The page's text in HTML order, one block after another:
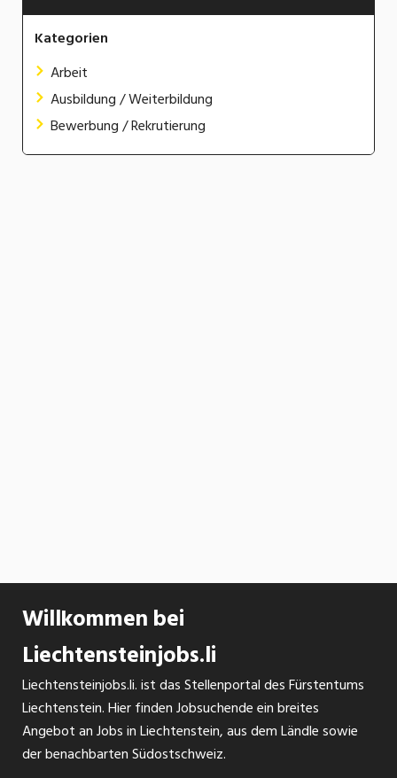
Kategorien
Arbeit
Ausbildung / Weiterbildung
Bewerbung / Rekrutierung
Willkommen bei
Liechtensteinjobs.li
Liechtensteinjobs.li. ist das Stellenportal des Fürstentums
Liechtenstein. Hier finden Jobsuchende ein breites
Angebot an Jobs in Liechtenstein, aus dem Ländle sowie
der benachbarten Südostschweiz.